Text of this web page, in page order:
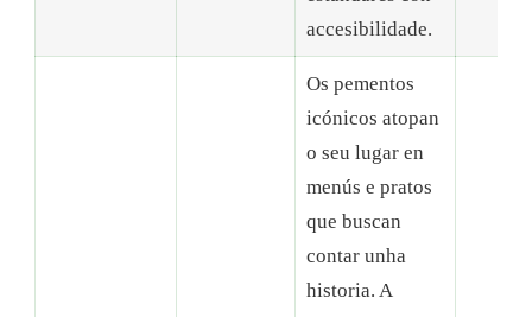
accesibilidade.
Os pementos
icónicos atopan
o seu lugar en
menús e pratos
que buscan
contar unha
historia. A